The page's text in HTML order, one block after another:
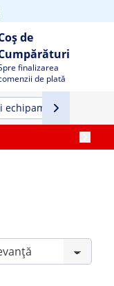
de
finalizarea
de plată
echipamente agricole